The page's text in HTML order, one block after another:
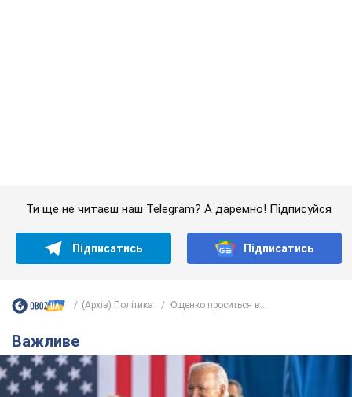
Дружина тяжкохворого Джо Байдена назвала
перший симптом, який сигналізував про його
"агресивний" рак